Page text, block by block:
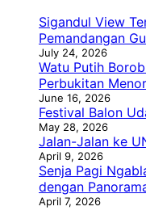
Sigandul View
Pemandangan
July 24, 2026
Watu Putih
Perbukitan
June 16, 2026
Festival Balon
May 28, 2026
Jalan-Jalan ke
April 9, 2026
Senja Pagi
dengan
April 7, 2026